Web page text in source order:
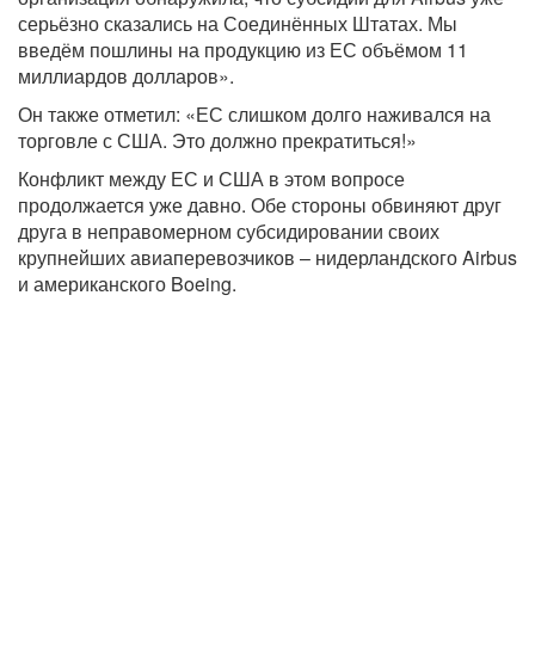
серьёзно сказались на Соединённых Штатах. Мы
введём пошлины на продукцию из ЕС объёмом 11
миллиардов долларов».
Он также отметил: «ЕС слишком долго наживался на
торговле с США. Это должно прекратиться!»
Конфликт между ЕС и США в этом вопросе
продолжается уже давно. Обе стороны обвиняют друг
друга в неправомерном субсидировании своих
крупнейших авиаперевозчиков – нидерландского Airbus
и американского Boeing.